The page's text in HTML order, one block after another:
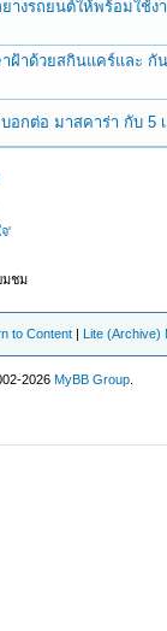
างรถยนต์ให้พร้อมใช้
ฝ้าด้วยสกินแคร์และ กั
บอกต่อ มาสคาร่า กับ 5
'
มชม
to Content | Lite (Archive)
2026MyBB Group